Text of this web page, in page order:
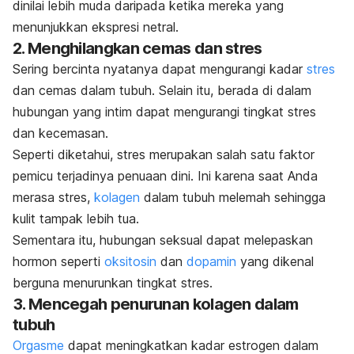
dinilai lebih muda daripada ketika mereka yang
menunjukkan ekspresi netral.
2. Menghilangkan cemas dan stres
Sering bercinta nyatanya dapat mengurangi kadar stres
dan cemas dalam tubuh. Selain itu, berada di dalam
hubungan yang intim dapat mengurangi tingkat stres
dan kecemasan.
Seperti diketahui, stres merupakan salah satu faktor
pemicu terjadinya penuaan dini. Ini karena saat Anda
merasa stres, kolagen dalam tubuh melemah sehingga
kulit tampak lebih tua.
Sementara itu, hubungan seksual dapat melepaskan
hormon seperti oksitosin dan dopamin yang dikenal
berguna menurunkan tingkat stres.
3. Mencegah penurunan kolagen dalam
tubuh
Orgasme dapat meningkatkan kadar estrogen dalam